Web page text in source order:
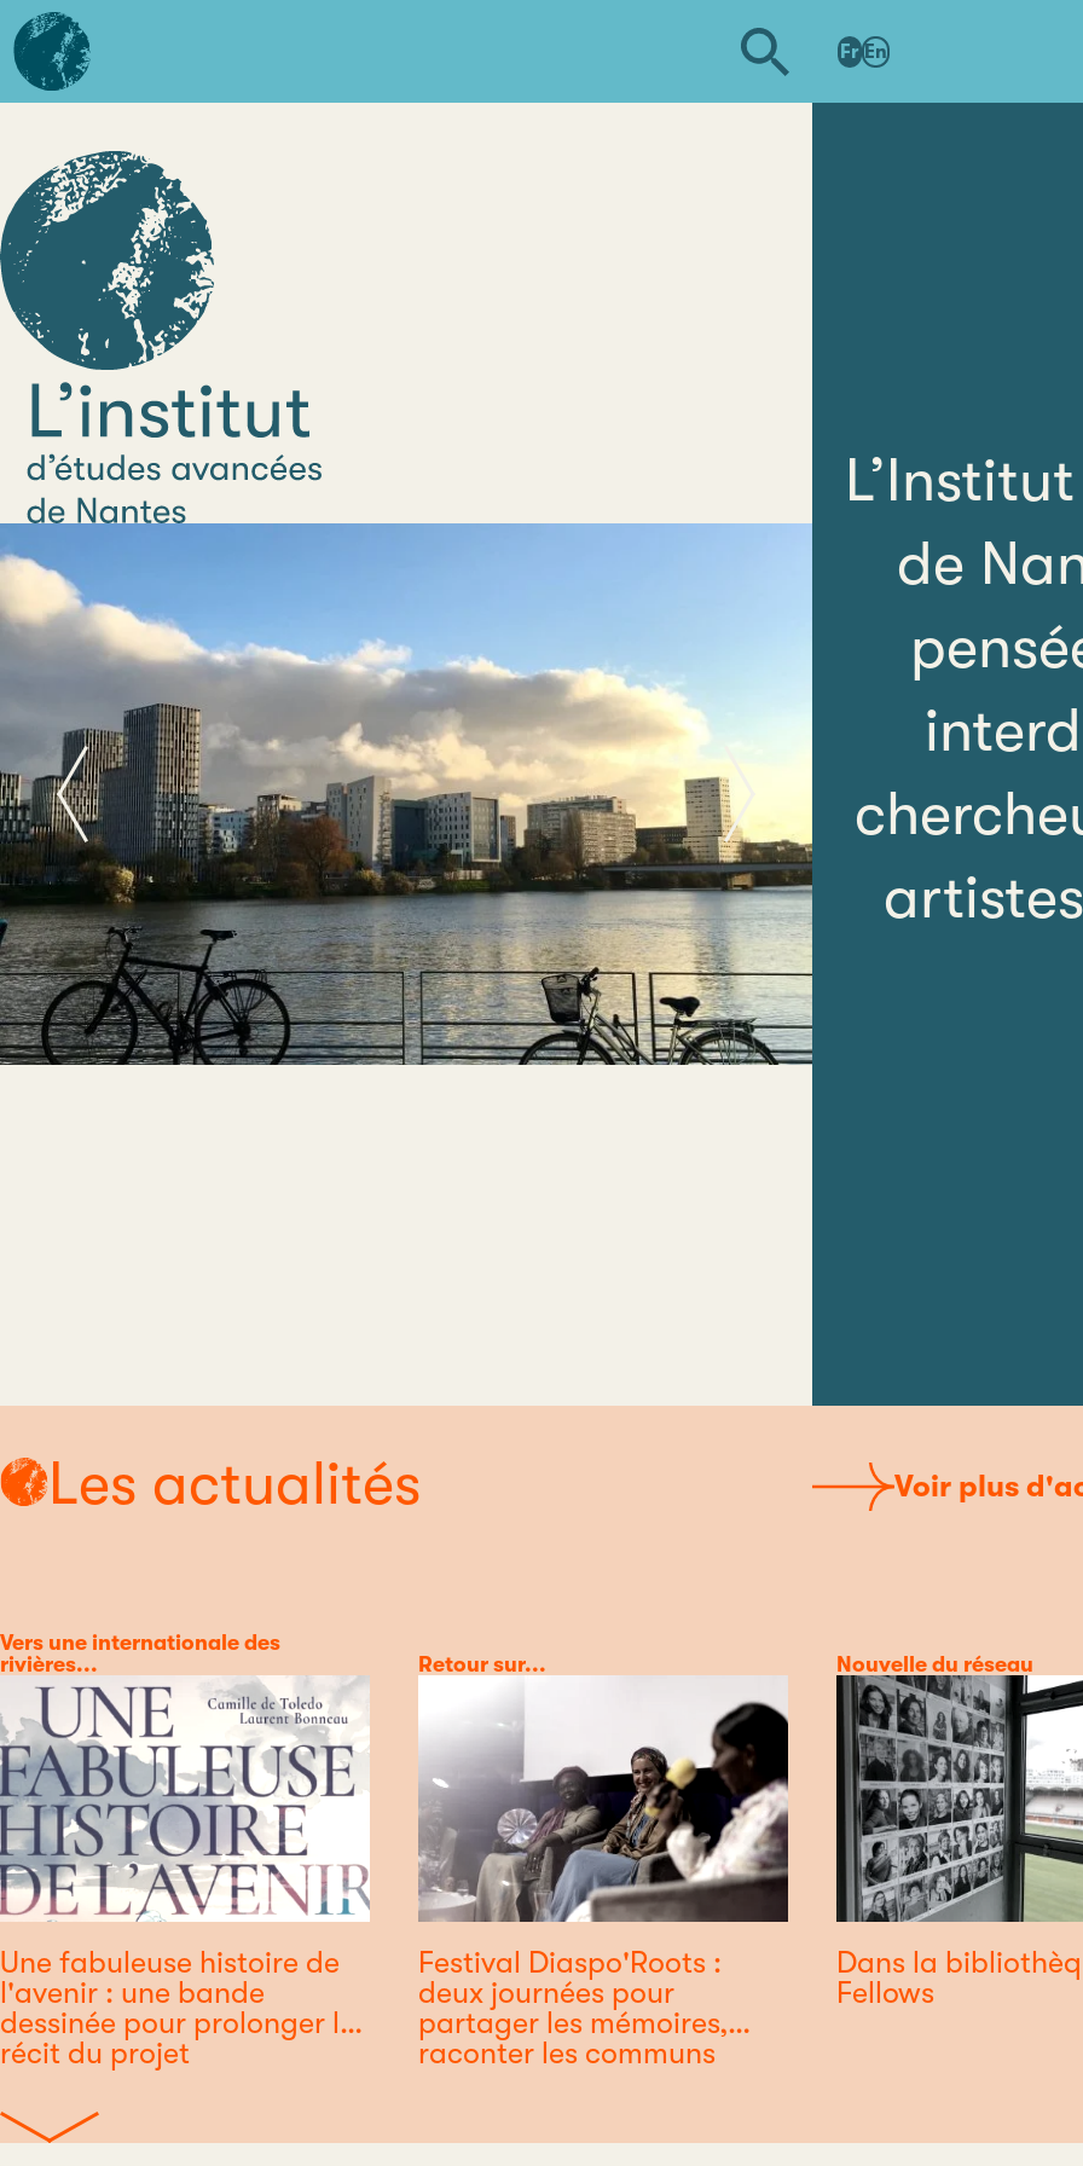
Aller
au
contenu
principal
L'institut
d'études
avancées
Fr En
L'institut
d'Études
Avancées
de Nantes
Précédent Suivant
de
Les actualités Voir plus
Catégorie
Vers une internationale des
rivières...
Une fabuleuse histoire de
l'avenir : une bande
dessinée pour prolonger le
récit du projet
Catégorie
Retour sur...
Festival Diaspo'Roots :
deux journées pour
partager les mémoires,
raconter les communs
Catégorie
Nouvelle du réseau
Dans la
Fellows